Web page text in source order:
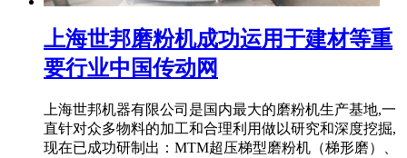
上海世邦磨粉机成功运用于建材等重
要行业中国传动网
上海世邦机器有限公司是国内最大的磨粉机生产基地,一
直针对众多物料的加工和合理利用做以研究和深度挖掘,
现在已成功研制出：MTM超压梯型磨粉机（梯形磨）、